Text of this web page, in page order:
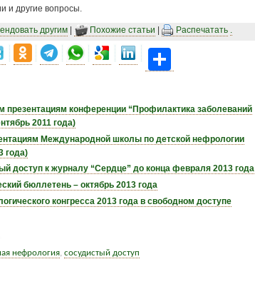
и другие вопросы.
другим| Похожие статьи | Распечатать
презентациям конференции “Профилактика заболеваний
2011 года)
Международной школы по детской нефрологии
года)
доступ к журналу “Сердце” до конца февраля 2013 года
бюллетень – октябрь 2013 года
конгресса 2013 года в свободном доступе
нефрология, сосудистый доступ